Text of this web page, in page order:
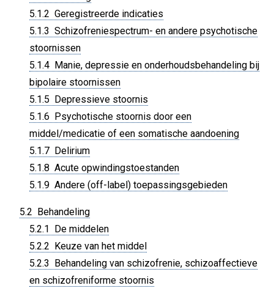
5.1.2 Geregistreerde indicaties
5.1.3 Schizofreniespectrum- en andere psychotische
stoornissen
5.1.4 Manie, depressie en onderhoudsbehandeling bij
bipolaire stoornissen
5.1.5 Depressieve stoornis
5.1.6 Psychotische stoornis door een
middel/medicatie of een somatische aandoening
5.1.7 Delirium
5.1.8 Acute opwindingstoestanden
5.1.9 Andere (off-label) toepassingsgebieden
5.2 Behandeling
5.2.1 De middelen
5.2.2 Keuze van het middel
5.2.3 Behandeling van schizofrenie, schizoaffectieve
en schizofreniforme stoornis